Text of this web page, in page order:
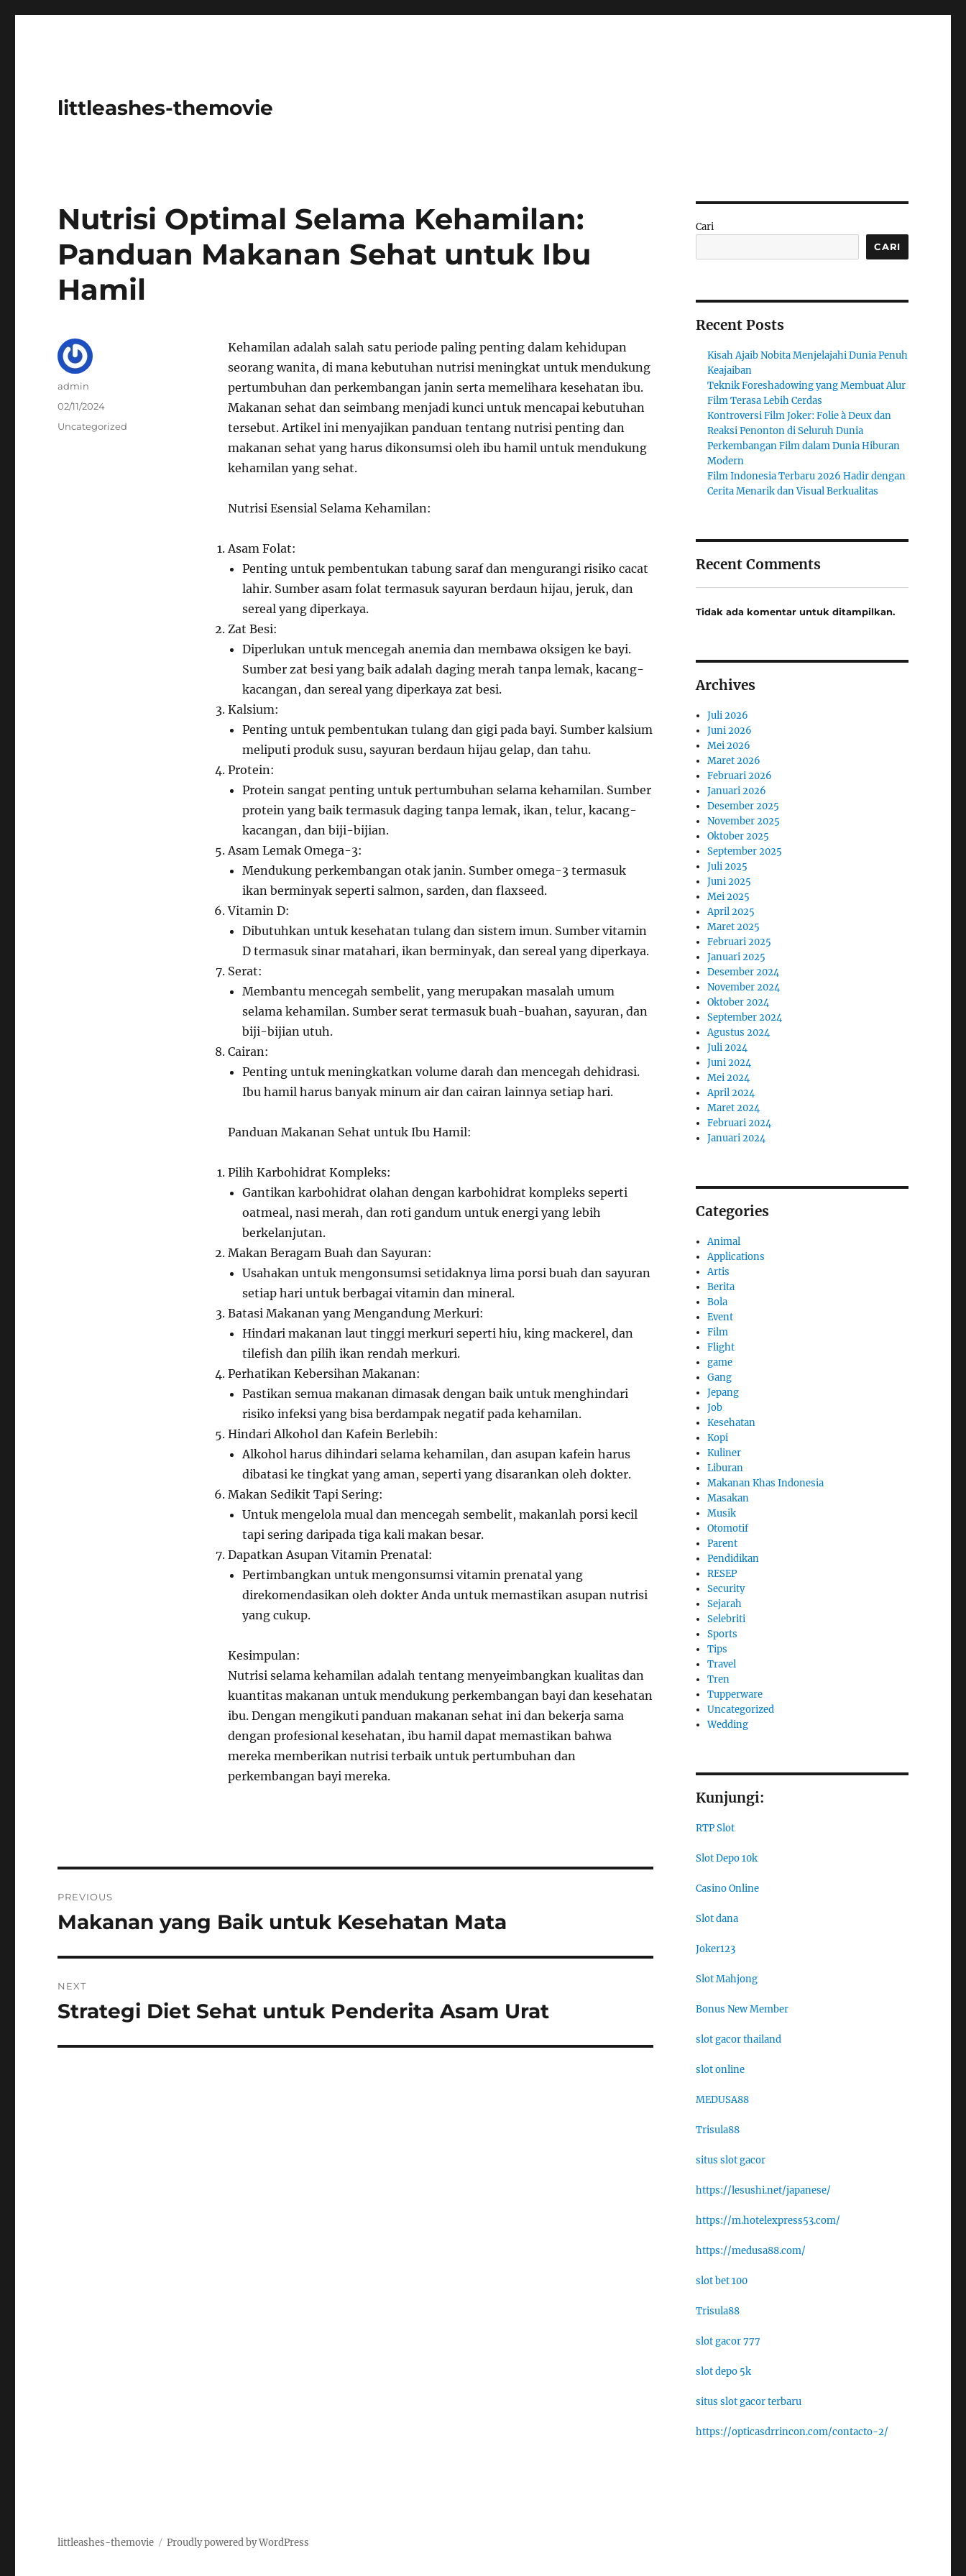
littleashes-themovie
Nutrisi Optimal Selama Kehamilan:
Panduan Makanan Sehat untuk Ibu
Hamil
Kehamilan adalah salah satu periode paling penting dalam kehidupan
seorang wanita, di mana kebutuhan nutrisi meningkat untuk mendukung
pertumbuhan dan perkembangan janin serta memelihara kesehatan ibu.
Makanan sehat dan seimbang menjadi kunci untuk mencapai kebutuhan
tersebut. Artikel ini menyajikan panduan tentang nutrisi penting dan
makanan sehat yang harus dikonsumsi oleh ibu hamil untuk mendukung
kehamilan yang sehat.
Nutrisi Esensial Selama Kehamilan:
Asam Folat:
Penting untuk pembentukan tabung saraf dan mengurangi risiko cacat
lahir. Sumber asam folat termasuk sayuran berdaun hijau, jeruk, dan
sereal yang diperkaya.
Zat Besi:
Diperlukan untuk mencegah anemia dan membawa oksigen ke bayi.
Sumber zat besi yang baik adalah daging merah tanpa lemak, kacang-
kacangan, dan sereal yang diperkaya zat besi.
Kalsium:
Penting untuk pembentukan tulang dan gigi pada bayi. Sumber kalsium
meliputi produk susu, sayuran berdaun hijau gelap, dan tahu.
Protein:
Protein sangat penting untuk pertumbuhan selama kehamilan. Sumber
protein yang baik termasuk daging tanpa lemak, ikan, telur, kacang-
kacangan, dan biji-bijian.
Asam Lemak Omega-3:
Mendukung perkembangan otak janin. Sumber omega-3 termasuk
ikan berminyak seperti salmon, sarden, dan flaxseed.
Vitamin D:
Dibutuhkan untuk kesehatan tulang dan sistem imun. Sumber vitamin
D termasuk sinar matahari, ikan berminyak, dan sereal yang diperkaya.
Serat:
Membantu mencegah sembelit, yang merupakan masalah umum
selama kehamilan. Sumber serat termasuk buah-buahan, sayuran, dan
biji-bijian utuh.
Cairan:
Penting untuk meningkatkan volume darah dan mencegah dehidrasi.
Ibu hamil harus banyak minum air dan cairan lainnya setiap hari.
Panduan Makanan Sehat untuk Ibu Hamil:
Pilih Karbohidrat Kompleks:
Gantikan karbohidrat olahan dengan karbohidrat kompleks seperti
oatmeal, nasi merah, dan roti gandum untuk energi yang lebih
berkelanjutan.
Makan Beragam Buah dan Sayuran:
Usahakan untuk mengonsumsi setidaknya lima porsi buah dan sayuran
setiap hari untuk berbagai vitamin dan mineral.
Batasi Makanan yang Mengandung Merkuri:
Hindari makanan laut tinggi merkuri seperti hiu, king mackerel, dan
tilefish dan pilih ikan rendah merkuri.
Perhatikan Kebersihan Makanan:
Pastikan semua makanan dimasak dengan baik untuk menghindari
risiko infeksi yang bisa berdampak negatif pada kehamilan.
Hindari Alkohol dan Kafein Berlebih:
Alkohol harus dihindari selama kehamilan, dan asupan kafein harus
dibatasi ke tingkat yang aman, seperti yang disarankan oleh dokter.
Makan Sedikit Tapi Sering:
Untuk mengelola mual dan mencegah sembelit, makanlah porsi kecil
tapi sering daripada tiga kali makan besar.
Dapatkan Asupan Vitamin Prenatal:
Pertimbangkan untuk mengonsumsi vitamin prenatal yang
direkomendasikan oleh dokter Anda untuk memastikan asupan nutrisi
yang cukup.
Kesimpulan:
Nutrisi selama kehamilan adalah tentang menyeimbangkan kualitas dan
kuantitas makanan untuk mendukung perkembangan bayi dan kesehatan
ibu. Dengan mengikuti panduan makanan sehat ini dan bekerja sama
dengan profesional kesehatan, ibu hamil dapat memastikan bahwa
mereka memberikan nutrisi terbaik untuk pertumbuhan dan
perkembangan bayi mereka.
Author
admin
Posted
02/11/2024
Categories
Uncategorized
pos
PREVIOUS
Previous
Makanan yang Baik untuk Kesehatan Mata
NEXT
Next
Strategi Diet Sehat untuk Penderita Asam Urat
Cari
CARI
Recent Posts
Kisah Ajaib Nobita Menjelajahi Dunia Penuh
Keajaiban
Teknik Foreshadowing yang Membuat Alur
Film Terasa Lebih Cerdas
Kontroversi Film Joker: Folie à Deux dan
Reaksi Penonton di Seluruh Dunia
Perkembangan Film dalam Dunia Hiburan
Modern
Film Indonesia Terbaru 2026 Hadir dengan
Cerita Menarik dan Visual Berkualitas
Recent Comments
Tidak ada komentar untuk ditampilkan.
Archives
Juli 2026
Juni 2026
Mei 2026
Maret 2026
Februari 2026
Januari 2026
Desember 2025
November 2025
Oktober 2025
September 2025
Juli 2025
Juni 2025
Mei 2025
April 2025
Maret 2025
Februari 2025
Januari 2025
Desember 2024
November 2024
Oktober 2024
September 2024
Agustus 2024
Juli 2024
Juni 2024
Mei 2024
April 2024
Maret 2024
Februari 2024
Januari 2024
Categories
Animal
Applications
Artis
Berita
Bola
Event
Film
Flight
game
Gang
Jepang
Job
Kesehatan
Kopi
Kuliner
Liburan
Makanan Khas Indonesia
Masakan
Musik
Otomotif
Parent
Pendidikan
RESEP
Security
Sejarah
Selebriti
Sports
Tips
Travel
Tren
Tupperware
Uncategorized
Wedding
Kunjungi:
RTP Slot
Slot Depo 10k
Casino Online
Slot dana
Joker123
Slot Mahjong
Bonus New Member
slot gacor thailand
slot online
MEDUSA88
Trisula88
situs slot gacor
https://lesushi.net/japanese/
https://m.hotelexpress53.com/
https://medusa88.com/
slot bet 100
Trisula88
slot gacor 777
slot depo 5k
situs slot gacor terbaru
https://opticasdrrincon.com/contacto-2/
littleashes-themovie Proudly powered by WordPress